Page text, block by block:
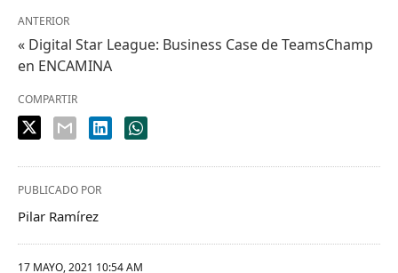
ANTERIOR
« Digital Star League: Business Case de TeamsChamp
en ENCAMINA
COMPARTIR
PUBLICADO POR
Pilar Ramírez
17 MAYO, 2021 10:54 AM